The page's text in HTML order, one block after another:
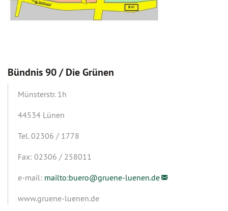
Bündnis 90 / Die Grünen
Münsterstr. 1h
44534 Lünen
Tel. 02306 / 1778
Fax: 02306 / 258011
e-mail: mailto:buero@gruene-luenen.de
www.gruene-luenen.de